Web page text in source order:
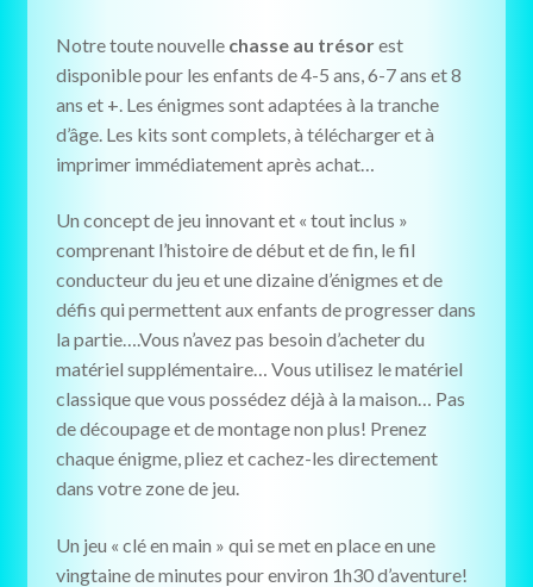
Notre toute nouvelle chasse au trésorest
disponible pour les enfants de 4-5 ans, 6-7 ans et 8
ans et +. Les énigmes sont adaptées à la tranche
d’âge. Les kits sont complets, à télécharger et à
imprimer immédiatement après achat…
Un concept de jeu innovant et « tout inclus »
comprenant l’histoire de début et de fin, le fil
conducteur du jeu et une dizaine d’énigmes et de
défis qui permettent aux enfants de progresser dans
la partie….Vous n’avez pas besoin d’acheter du
matériel supplémentaire… Vous utilisez le matériel
classique que vous possédez déjà à la maison… Pas
de découpage et de montage non plus! Prenez
chaque énigme, pliez et cachez-les directement
dans votre zone de jeu.
Un jeu « clé en main » qui se met en place en une
vingtaine de minutes pour environ 1h30 d’aventure!